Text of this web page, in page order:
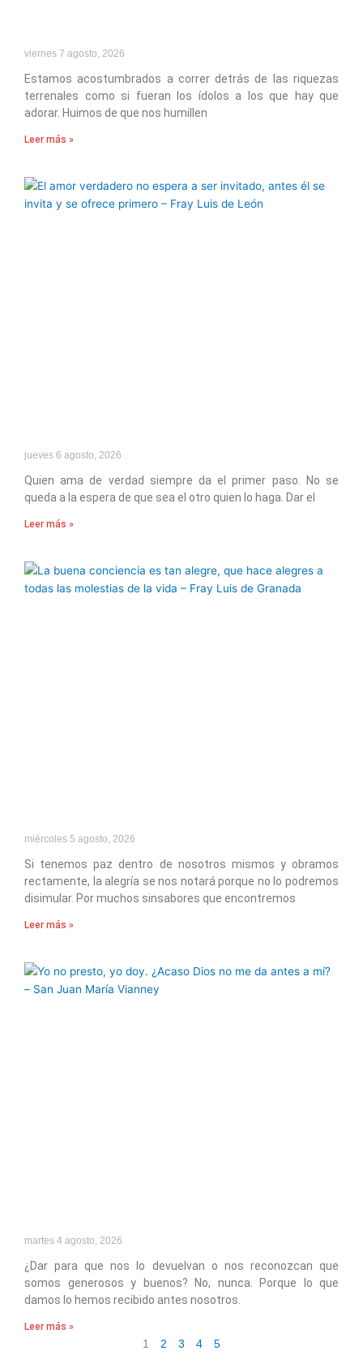
viernes 7 agosto, 2026
Estamos acostumbrados a correr detrás de las riquezas
terrenales como si fueran los ídolos a los que hay que
adorar. Huimos de que nos humillen
Leer más »
jueves 6 agosto, 2026
Quien ama de verdad siempre da el primer paso. No se
queda a la espera de que sea el otro quien lo haga. Dar el
Leer más »
miércoles 5 agosto, 2026
Si tenemos paz dentro de nosotros mismos y obramos
rectamente, la alegría se nos notará porque no lo podremos
disimular. Por muchos sinsabores que encontremos
Leer más »
martes 4 agosto, 2026
¿Dar para que nos lo devuelvan o nos reconozcan que
somos generosos y buenos? No, nunca. Porque lo que
damos lo hemos recibido antes nosotros.
Leer más »
1 2 3 4 5